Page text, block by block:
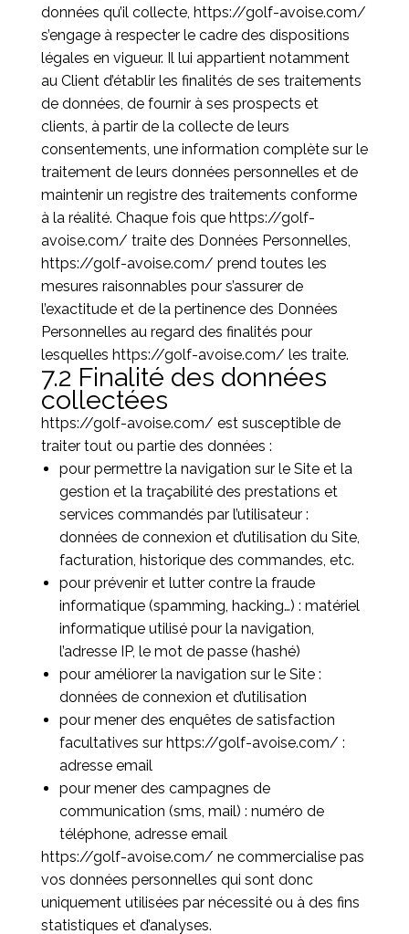
données qu’il collecte, https://golf-avoise.com/
s’engage à respecter le cadre des dispositions
légales en vigueur. Il lui appartient notamment
au Client d’établir les finalités de ses traitements
de données, de fournir à ses prospects et
clients, à partir de la collecte de leurs
consentements, une information complète sur le
traitement de leurs données personnelles et de
maintenir un registre des traitements conforme
à la réalité. Chaque fois que https://golf-
avoise.com/ traite des Données Personnelles,
https://golf-avoise.com/ prend toutes les
mesures raisonnables pour s’assurer de
l’exactitude et de la pertinence des Données
Personnelles au regard des finalités pour
lesquelles https://golf-avoise.com/ les traite.
7.2 Finalité des données
collectées
https://golf-avoise.com/ est susceptible de
traiter tout ou partie des données :
pour permettre la navigation sur le Site et la
gestion et la traçabilité des prestations et
services commandés par l’utilisateur :
données de connexion et d’utilisation du Site,
facturation, historique des commandes, etc.
pour prévenir et lutter contre la fraude
informatique (spamming, hacking…) : matériel
informatique utilisé pour la navigation,
l’adresse IP, le mot de passe (hashé)
pour améliorer la navigation sur le Site :
données de connexion et d’utilisation
pour mener des enquêtes de satisfaction
facultatives sur https://golf-avoise.com/ :
adresse email
pour mener des campagnes de
communication (sms, mail) : numéro de
téléphone, adresse email
https://golf-avoise.com/ ne commercialise pas
vos données personnelles qui sont donc
uniquement utilisées par nécessité ou à des fins
statistiques et d’analyses.